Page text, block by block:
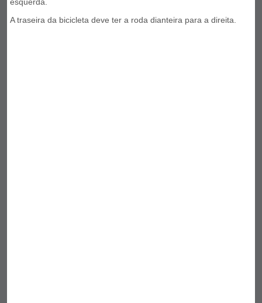
esquerda.
A traseira da bicicleta deve ter a roda dianteira para a direita.